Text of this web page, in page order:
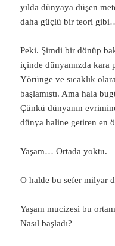
yılda dünyaya düşen
daha güçlü bir teori
Peki. Şimdi bir dönüp
içinde dünyamızda kara
Yörünge ve sıcaklık
başlamıştı. Ama hala
Çünkü dünyanın
dünya haline getiren en
Yaşam… Ortada yoktu.
O halde bu sefer milyar
Yaşam mucizesi bu
Nasıl başladı?